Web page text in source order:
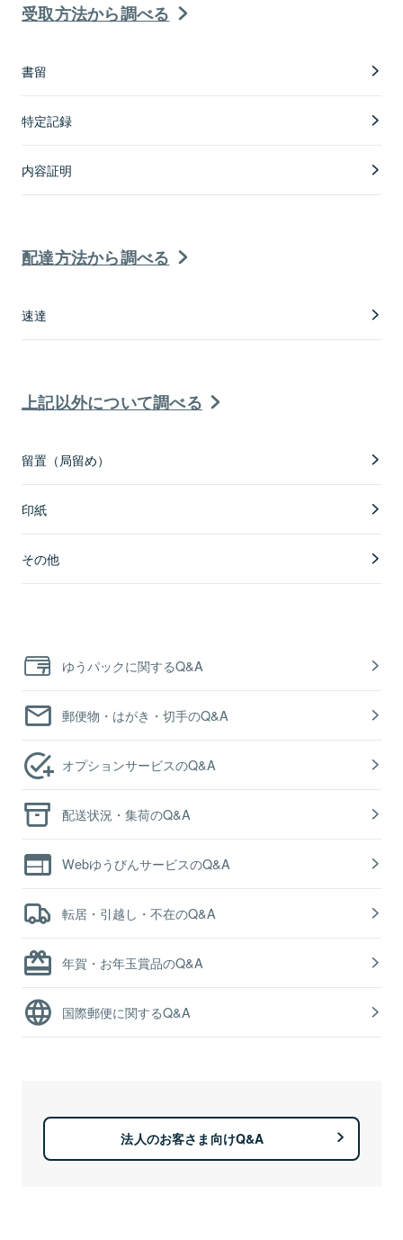
受取方法から調べる
書留
特定記録
内容証明
配達方法から調べる
速達
上記以外について調べる
留置（局留め）
印紙
その他
ゆうパックに関するQ&A
郵便物・はがき・切手のQ&A
オプションサービスのQ&A
配送状況・集荷のQ&A
WebゆうびんサービスのQ&A
転居・引越し・不在のQ&A
年賀・お年玉賞品のQ&A
国際郵便に関するQ&A
法人のお客さま向けQ&A